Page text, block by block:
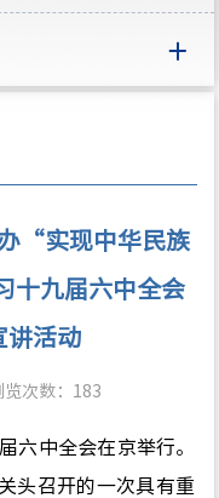
“实现中华民族
十九届六中全会
讲活动
览次数： 183
六中全会在京举行。
头召开的一次具有重